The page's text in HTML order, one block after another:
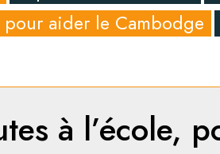
pour aider le Cambodge
à l’école,